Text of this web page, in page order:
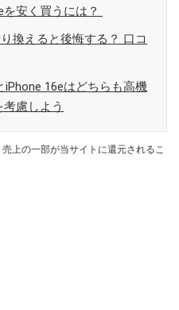
を安く買うには？
換えると後悔する？ 口コ
iPhone 16eはどちらも高機
慮しよう
上の一部が当サイトに還元されるこ